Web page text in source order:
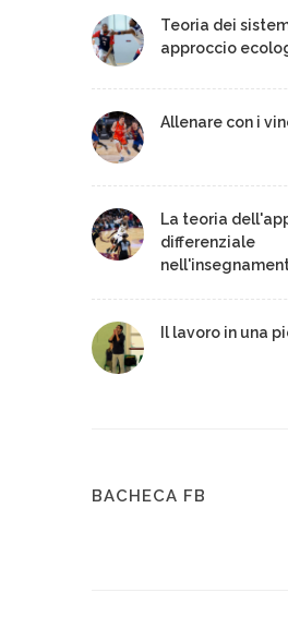
Teoria dei
approccio
Allenare con i
La teoria
differenziale
Il lavoro in una
BACHECA FB